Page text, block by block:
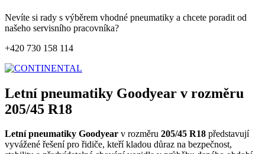
Nevíte si rady s výběrem vhodné pneumatiky a chcete poradit od
našeho servisního pracovníka?
+420 730 158 114
Letní pneumatiky Goodyear v rozměru
205/45 R18
Letní pneumatiky Goodyear v rozměru 205/45 R18 představují
vyvážené řešení pro řidiče, kteří kladou důraz na bezpečnost,